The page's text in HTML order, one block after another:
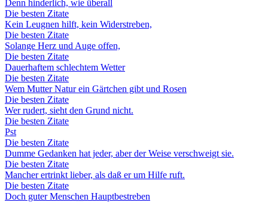
Denn hinderlich, wie überall
Die besten Zitate
Kein Leugnen hilft, kein Widerstreben,
Die besten Zitate
Solange Herz und Auge offen,
Die besten Zitate
Dauerhaftem schlechtem Wetter
Die besten Zitate
Wem Mutter Natur ein Gärtchen gibt und Rosen
Die besten Zitate
Wer rudert, sieht den Grund nicht.
Die besten Zitate
Pst
Die besten Zitate
Dumme Gedanken hat jeder, aber der Weise verschweigt sie.
Die besten Zitate
Mancher ertrinkt lieber, als daß er um Hilfe ruft.
Die besten Zitate
Doch guter Menschen Hauptbestreben